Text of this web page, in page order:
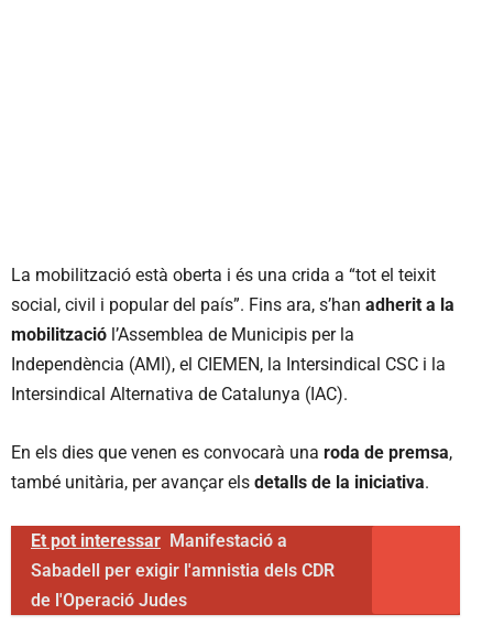
La mobilització està oberta i és una crida a “tot el teixit
social, civil i popular del país”. Fins ara, s’han adherit a la
mobilització l’Assemblea de Municipis per la
Independència (AMI), el CIEMEN, la Intersindical CSC i la
Intersindical Alternativa de Catalunya (IAC).
En els dies que venen es convocarà una roda de premsa,
també unitària, per avançar els detalls de la iniciativa.
Et pot interessar Manifestació a
Sabadell per exigir l'amnistia dels CDR
de l'Operació Judes